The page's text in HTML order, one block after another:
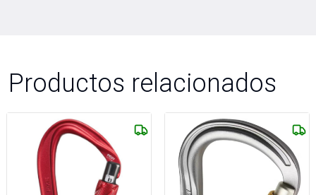
Productos relacionados